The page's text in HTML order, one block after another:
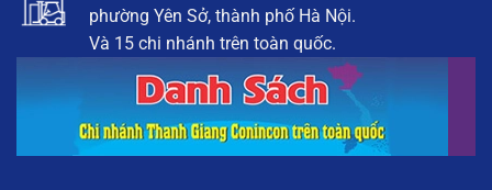
phường Yên Sở, thành phố Hà Nội.
Và 15 chi nhánh trên toàn quốc.